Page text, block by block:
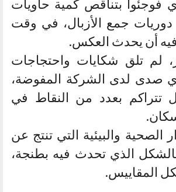
فوجئوا بتناقص كمية حاويات
دوريات جمع الأزبال، في وقت
فيه أن يحدث العكس.
لم تلق شكايات واحتجاجات
صدى لدى الشركة المفوضة،
تتراكم بعدد من النقاط في
الصحية والبيئية التي تنتج عن
بالشكل الذي تحدث فيه بطنجة،
المقاييس.